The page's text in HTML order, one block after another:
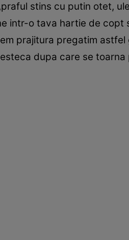
stins cu putin otet,
intr-o tava hartie de
prajitura pregatim
dupa care se